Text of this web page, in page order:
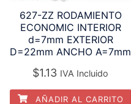
627-ZZ RODAMIENTO
ECONOMIC INTERIOR
d=7mm EXTERIOR
D=22mm ANCHO A=7mm
$1.13 IVA Incluido
AÑADIR AL CARRITO